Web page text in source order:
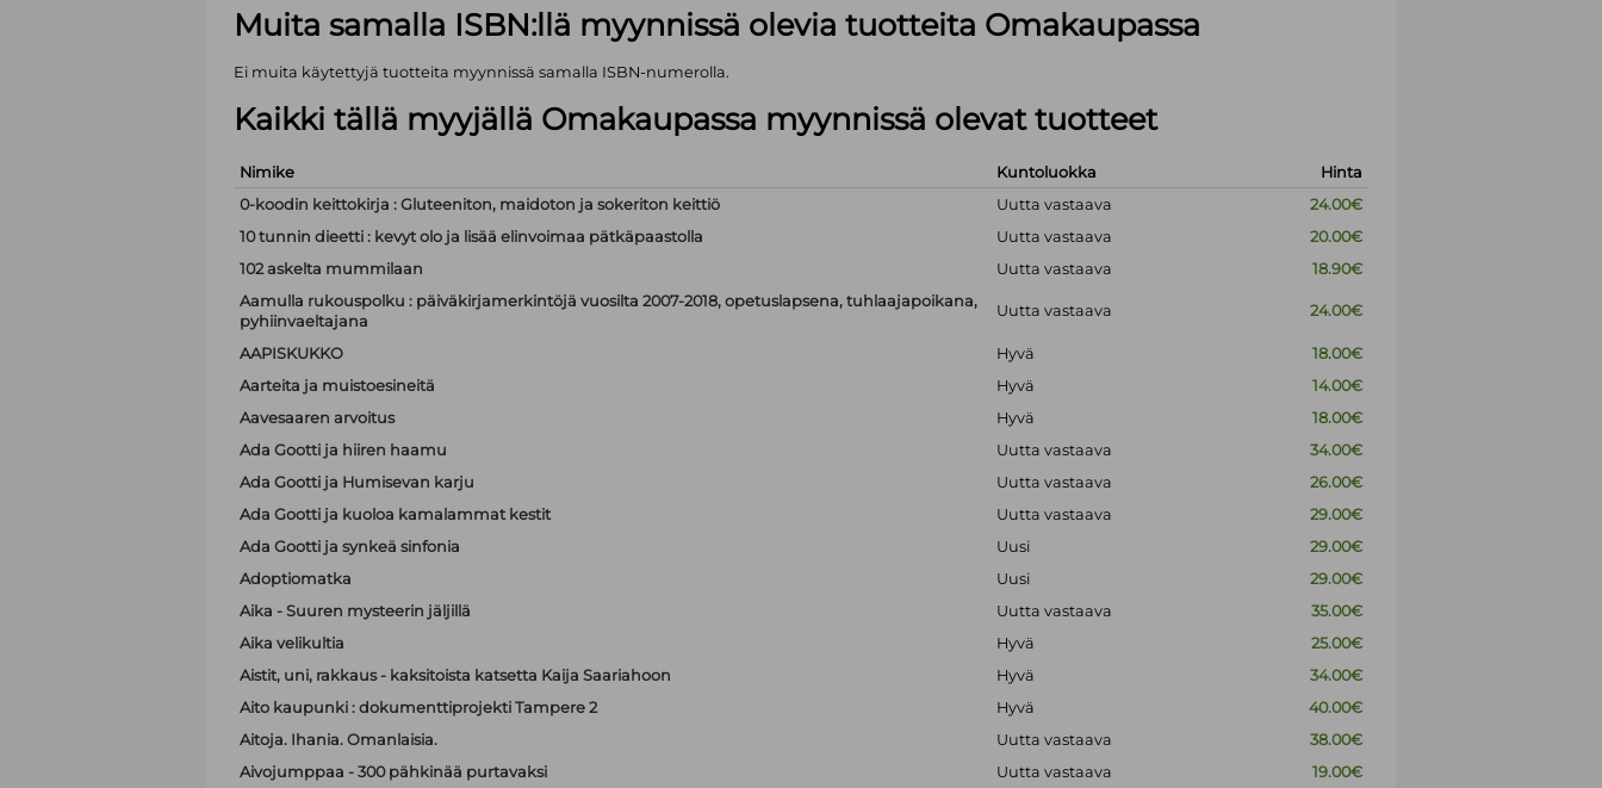
Muita samalla ISBN:llä myynnissä olevia tuotteita Omakaupassa
Ei muita käytettyjä tuotteita myynnissä samalla ISBN-numerolla.
Kaikki tällä myyjällä Omakaupassa myynnissä olevat tuotteet
Nimike Kuntoluokka
Hinta
0-koodin keittokirja : Gluteeniton, maidoton ja sokeriton keittiö
Uutta vastaava
24.00€
10 tunnin dieetti : kevyt olo ja lisää elinvoimaa pätkäpaastolla
Uutta vastaava
20.00€
102 askelta mummilaan
Uutta vastaava
18.90€
Aamulla rukouspolku : päiväkirjamerkintöjä vuosilta 2007-2018, opetuslapsena, tuhlaajapoikana,
pyhiinvaeltajana
Uutta vastaava 24.00€
AAPISKUKKO Hyvä
18.00€
Aarteita ja muistoesineitä
Hyvä
14.00€
Aavesaaren arvoitus
Hyvä
18.00€
Ada Gootti ja hiiren haamu
Uutta vastaava
34.00€
Ada Gootti ja Humisevan karju
Uutta vastaava
26.00€
Ada Gootti ja kuoloa kamalammat kestit
Uutta vastaava
29.00€
Ada Gootti ja synkeä sinfonia
Uusi
29.00€
Adoptiomatka
Uusi
29.00€
Aika - Suuren mysteerin jäljillä
Uutta vastaava
35.00€
Aika velikultia
Hyvä
25.00€
Aistit, uni, rakkaus - kaksitoista katsetta Kaija Saariahoon
Hyvä
34.00€
Aito kaupunki : dokumenttiprojekti Tampere 2
Hyvä
40.00€
Aitoja. Ihania. Omanlaisia.
Uutta vastaava
38.00€
Aivojumppaa - 300 pähkinää purtavaksi
Uutta vastaava
19.00€